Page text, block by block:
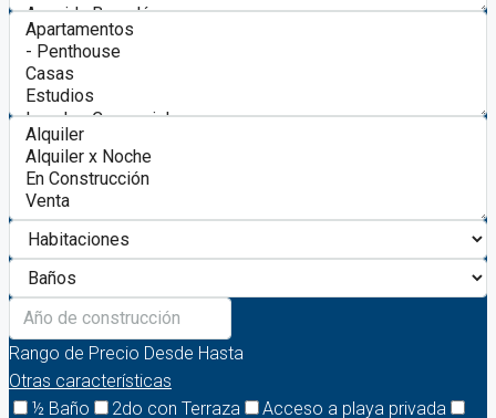
Rango de Precio Desde Hasta
Otras características
½ Baño
2do con Terraza
Acceso a playa privada